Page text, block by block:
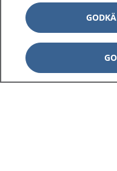
vårdärenden. Ring
sjukvårdsrådgivning
1177 ger dig råd när